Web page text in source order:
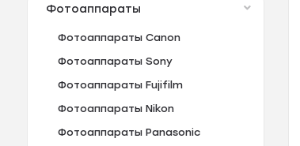
Фотоаппараты
Фотоаппараты Canon
Фотоаппараты Sony
Фотоаппараты Fujifilm
Фотоаппараты Nikon
Фотоаппараты Panasonic